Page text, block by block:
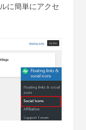
に簡単にアクセ